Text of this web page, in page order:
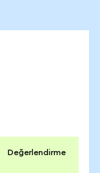
Değerlendirme